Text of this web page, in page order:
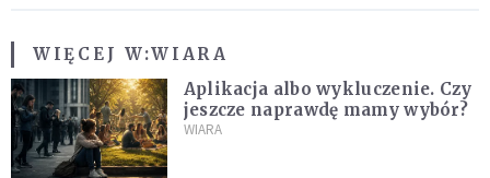
WIĘCEJ W:WIARA
Aplikacja albo wykluczenie. Czy
jeszcze naprawdę mamy wybór?
WIARA